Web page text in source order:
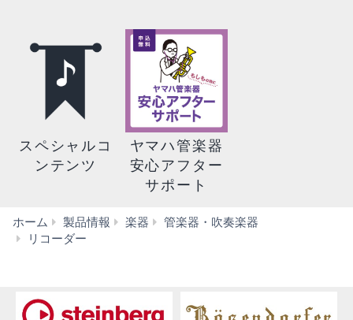
スペシャルコ
ンテンツ
ヤマハ管楽器
安心アフター
サポート
ホーム 製品情報 楽器
管楽器・吹奏楽器
リコーダー